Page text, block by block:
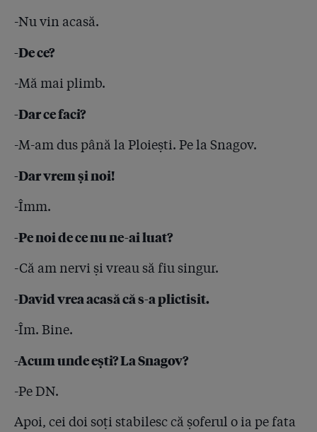
-Nu vin acasă.
-De ce?
-Mă mai plimb.
-Dar ce faci?
-M-am dus până la Ploiești. Pe la Snagov.
-Dar vrem și noi!
-Îmm.
-Pe noi de ce nu ne-ai luat?
-Că am nervi și vreau să fiu singur.
-David vrea acasă că s-a plictisit.
-Îm. Bine.
-Acum unde ești? La Snagov?
-Pe DN.
Apoi, cei doi soți stabilesc că șoferul o ia pe fata